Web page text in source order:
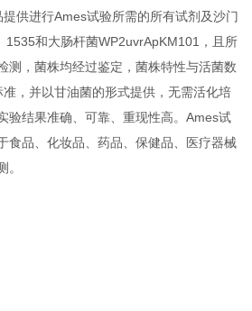
供进行Ames试验所需的所有试剂及沙门
1535和大肠杆菌WP2uvrApKM101，且所
测，菌株均经过鉴定，菌株特性与活菌数
，并以甘油菌的形式提供，无需活化培
验结果准确、可靠、重现性高。Ames试
食品、化妆品、药品、保健品、医疗器械
。